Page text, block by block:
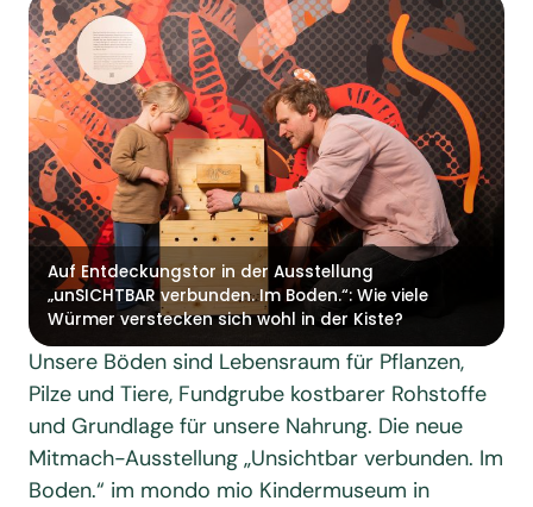
Auf Entdeckungstor in der Ausstellung
„unSICHTBAR verbunden. Im Boden.“: Wie viele
Würmer verstecken sich wohl in der Kiste?
Unsere Böden sind Lebensraum für Pflanzen,
Pilze und Tiere, Fundgrube kostbarer Rohstoffe
und Grundlage für unsere Nahrung. Die neue
Mitmach-Ausstellung „Unsichtbar verbunden. Im
Boden.“ im mondo mio Kindermuseum in